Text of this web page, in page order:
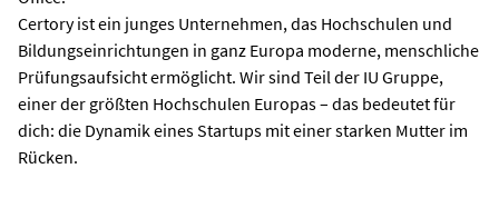
Certory ist ein junges Unternehmen, das Hochschulen und
Bildungseinrichtungen in ganz Europa moderne, menschliche
Prüfungsaufsicht ermöglicht. Wir sind Teil der IU Gruppe,
einer der größten Hochschulen Europas – das bedeutet für
dich: die Dynamik eines Startups mit einer starken Mutter im
Rücken.